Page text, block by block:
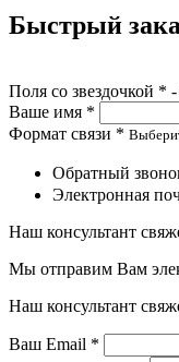
Быстрый
Поля со звездочкой *
Ваше имя *
Формат связи *
Обратный
Электронная
Наш консультант
Мы отправим Вам
Наш консультант
Ваш Email *